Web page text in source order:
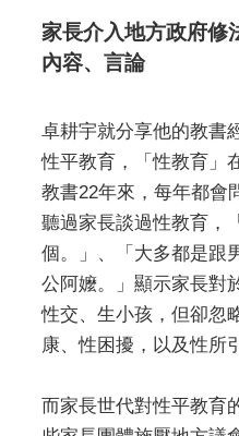
家長介入地方政府修
內容、言論
卓耕宇就分享他的教書
性平教育，「性教育」
教書22年來，每年都會
聽過家長談過性教育，
個。」、「大多都是跟
公阿嬤。」顯示家長對
性交、生小孩，但卻忽
康、性困擾，以及性所
而家長世代對性平教育